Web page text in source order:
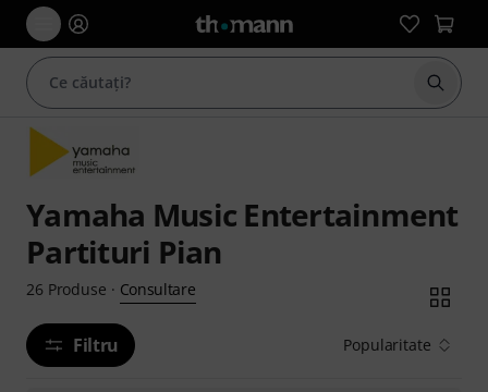
Yamaha Music Entertainment
Partituri Pian
26 Produse · Consultare
Filtru Popularitate